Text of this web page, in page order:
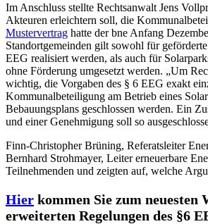
Im Anschluss stellte Rechtsanwalt Jens
Akteuren erleichtern soll, die
Mustervertrag hatte der bne Anfang
Standortgemeinden gilt sowohl für
EEG realisiert werden, als auch für
ohne Förderung umgesetzt werden. „Um
wichtig, die Vorgaben des § 6 EEG exakt
Kommunalbeteiligung am Betrieb eines
Bebauungsplans geschlossen werden. Ein
und einer Genehmigung soll so
Finn-Christopher Brüning, Referatsleiter
Bernhard Strohmayer, Leiter erneuerbare
Teilnehmenden und zeigten auf, welche
Hier kommen Sie zum neuesten
erweiterten Regelungen des §6